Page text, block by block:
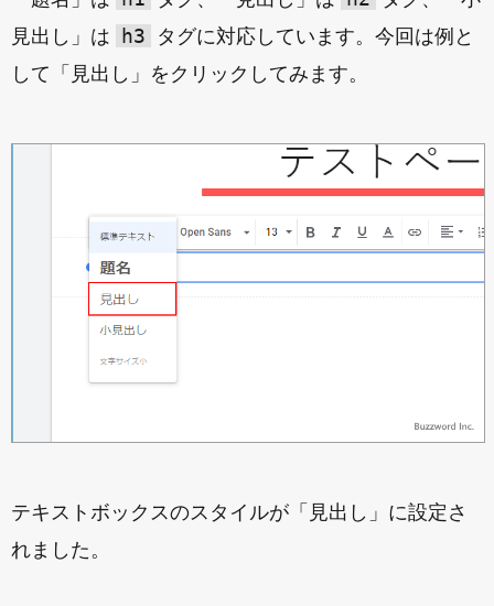
見出し」は
h3
タグに対応しています。今回は例と
して「見出し」をクリックしてみます。
テキストボックスのスタイルが「見出し」に設定さ
れました。